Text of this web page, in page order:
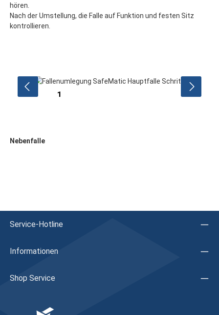
hören.
Nach der Umstellung, die Falle auf Funktion und festen Sitz
kontrollieren.
Bildergalerie überspringen
1
Nebenfalle
Service-Hotline
Informationen
Shop Service